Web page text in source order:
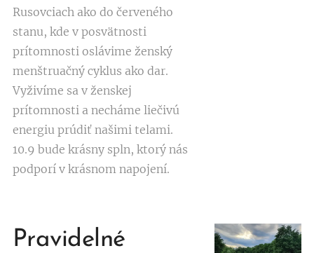
Rusovciach ako do červeného
stanu, kde v posvätnosti
prítomnosti oslávime ženský
menštruačný cyklus ako dar.
Vyživíme sa v ženskej
prítomnosti a necháme liečivú
energiu prúdiť našimi telami.
10.9 bude krásny spln, ktorý nás
podporí v krásnom napojení.
Pravidelné